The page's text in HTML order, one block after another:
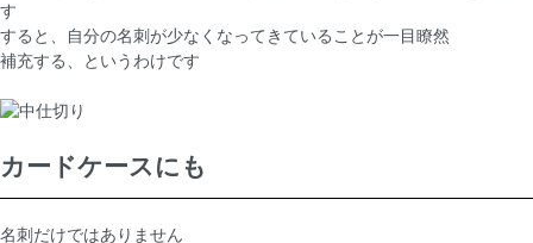
す
すると、自分の名刺が少なくなってきていることが一目瞭然
補充する、というわけです
カードケースにも
名刺だけではありません